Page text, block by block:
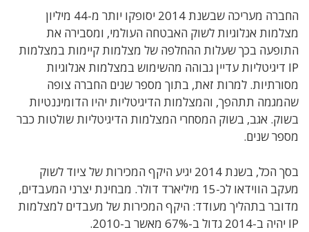
החברה מעריכה שבשנת 2014 יסופקו יותר מ-44 מיליון
מצלמות אנלוגיות לשוק האבטחה העולמי, ומסבירה את
התופעה בכך שעלות ההחלפה של מצלמות קיימות במצלמות
IP דיגיטליות עדיין גבוהה מהשימוש במצלמות אנלוגיות
מסורתיות. למרות זאת, בתוך מספר שנים החברה צופה
שהמגמה תתהפך, והמצלמות הדיגיטליות יהיו הדומיננטיות
בשוק. אגב, בשוק המסחרי המצלמות הדיגיטליות שולטות כבר
מספר שנים.
בסך הכל, בשנת 2014 יגיע היקף המכירות של ציוד לשוק
מעקב הווידאו לכ-15 מיליארד דולר. מבחינת יצרני המעבדים,
מדובר בתהליך מעודד: היקף המכירות של מעבדים למצלמות
IP יהיה ב-2014 גדול ב-67% מאשר ב-2010.